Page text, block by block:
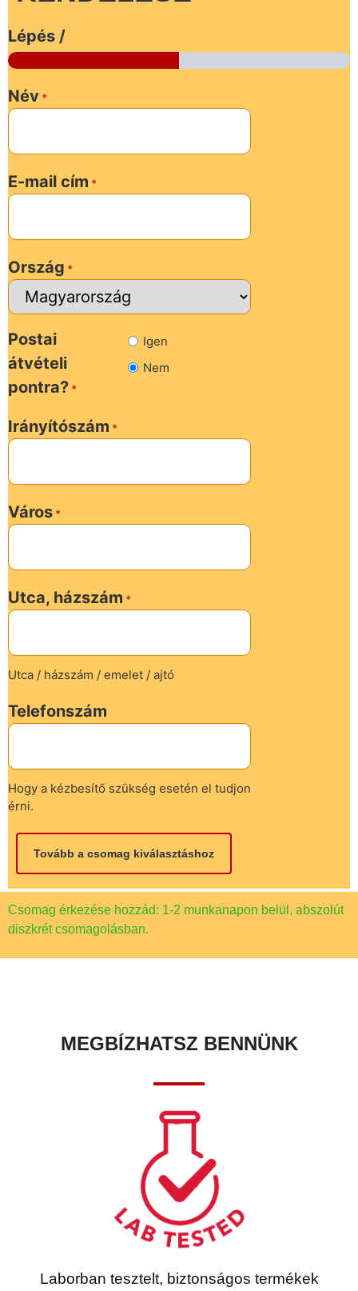
Lépés /
Név *
E-mail cím *
Ország *
Postai
átvételi
pontra? *
Igen
Nem
Irányítószám *
Város *
Utca, házszám *
Utca / házszám / emelet / ajtó
Telefonszám
Hogy a kézbesítő szükség esetén el tudjon
érni.
Csomag érkezése hozzád: 1-2 munkanapon belül, abszolút
diszkrét csomagolásban.
MEGBÍZHATSZ BENNÜNK
Laborban tesztelt, biztonságos termékek